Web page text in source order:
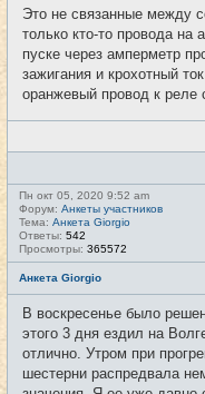
Это не связанные между
только кто-то провода на
пуске через амперметр
зажигания и крохотный
оранжевый провод к реле
Пн окт 05, 2020 9:52 am
Форум: Анкеты участников
Тема: Анкета Giorgio
Ответы: 542
Просмотры: 365572
Анкета Giorgio
В воскресенье было
этого 3 дня ездил на
отлично. Утром при
шестерни распредвала